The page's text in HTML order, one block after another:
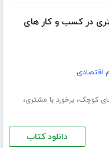
در کسب و کار های
اقتصادی
کوچک،برخورد با مشتری،
دانلود کتاب